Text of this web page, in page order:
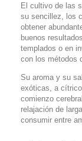
El cultivo de las
su sencillez, los
obtener
buenos
templados o en
con los métodos
Su aroma y su
exóticas, a
comienzo
relajación de
consumir entre